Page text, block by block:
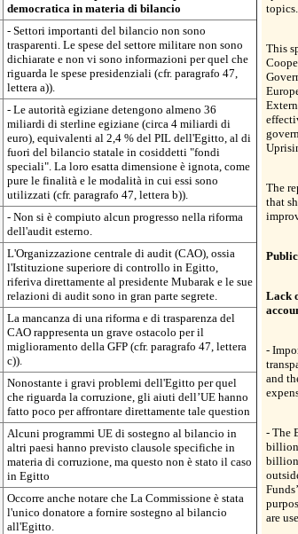
democratica in materia di bilancio
- Settori importanti del bilancio non sono
trasparenti. Le spese del settore militare non sono
dichiarate e non vi sono informazioni per quel che
riguarda le spese presidenziali (cfr. paragrafo 47,
lettera a)).
- Le autorità egiziane detengono almeno 36
miliardi di sterline egiziane (circa 4 miliardi di
euro), equivalenti al 2,4 % del PIL dell'Egitto, al di
fuori del bilancio statale in cosiddetti "fondi
speciali". La loro esatta dimensione è ignota, come
pure le finalità e le modalità in cui essi sono
utilizzati (cfr. paragrafo 47, lettera b)).
- Non si è compiuto alcun progresso nella riforma
dell'audit esterno.
L'Organizzazione centrale di audit (CAO), ossia
l'Istituzione superiore di controllo in Egitto,
riferiva direttamente al presidente Mubarak e le sue
relazioni di audit sono in gran parte segrete.
La mancanza di una riforma e di trasparenza del
CAO rappresenta un grave ostacolo per il
miglioramento della GFP (cfr. paragrafo 47, lettera
c)).
Nonostante i gravi problemi dell'Egitto per quel
che riguarda la corruzione, gli aiuti dell’UE hanno
fatto poco per affrontare direttamente tale question
Alcuni programmi UE di sostegno al bilancio in
altri paesi hanno previsto clausole specifiche in
materia di corruzione, ma questo non è stato il caso
in Egitto
Occorre anche notare che La Commissione è stata
l'unico donatore a fornire sostegno al bilancio
all'Egitto.
topics.
This
The
that
Lack
-
and
- The
billion
are